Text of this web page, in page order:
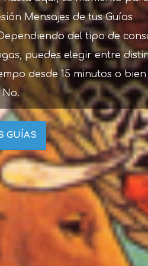
Mensajes de tus Guías
del tipo de
puedes elegir entre
desde 15 minutos o bien
No.
GUÍAS